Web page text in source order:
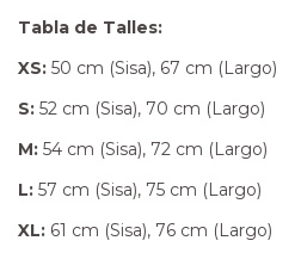
Tabla de Talles:
XS: 50 cm (Sisa), 67 cm (Largo)
S: 52 cm (Sisa), 70 cm (Largo)
M: 54 cm (Sisa), 72 cm (Largo)
L: 57 cm (Sisa), 75 cm (Largo)
XL: 61 cm (Sisa), 76 cm (Largo)